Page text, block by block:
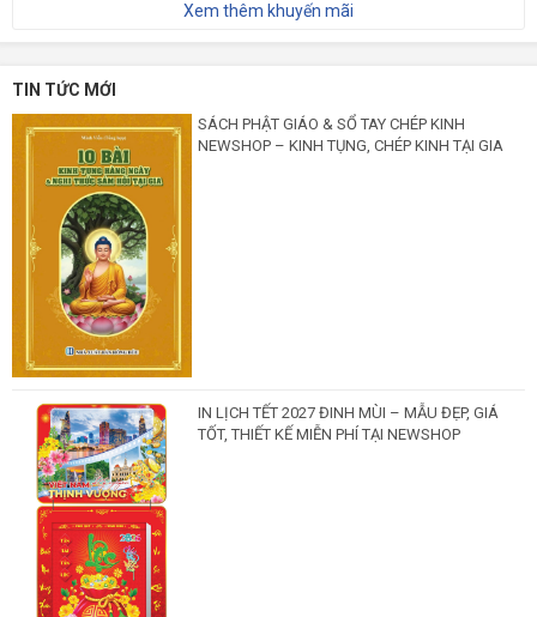
Xem thêm khuyến mãi
TIN TỨC MỚI
SÁCH PHẬT GIÁO & SỔ TAY CHÉP KINH
NEWSHOP – KINH TỤNG, CHÉP KINH TẠI GIA
IN LỊCH TẾT 2027 ĐINH MÙI – MẪU ĐẸP, GIÁ
TỐT, THIẾT KẾ MIỄN PHÍ TẠI NEWSHOP